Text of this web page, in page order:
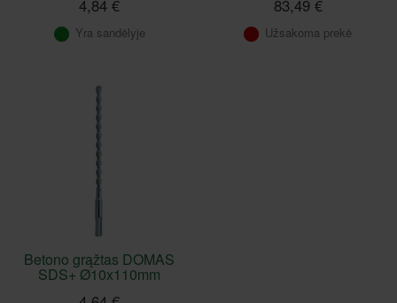
4,84 €
Yra sandėlyje
83,49 €
Užsakoma prekė
Betono grąžtas DOMAS
SDS+ Ø10x110mm